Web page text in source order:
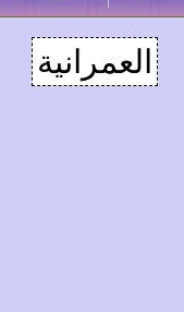
العمرانية